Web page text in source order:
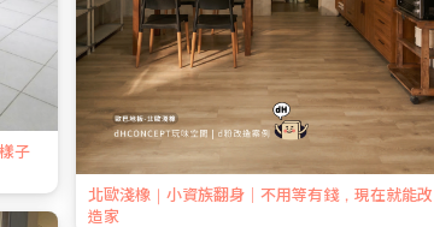
子
北歐淺橡｜小資族翻身｜不用等有錢，現在就能改
造家